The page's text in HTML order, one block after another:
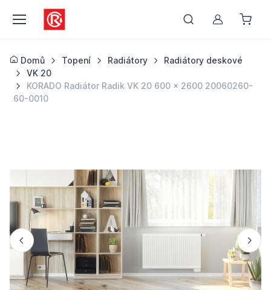
Můj účet
Domů Topení Radiátory
Radiátory deskové
VK 20
KORADO Radiátor Radik VK 20 600 x 2600 20060260-
60-0010